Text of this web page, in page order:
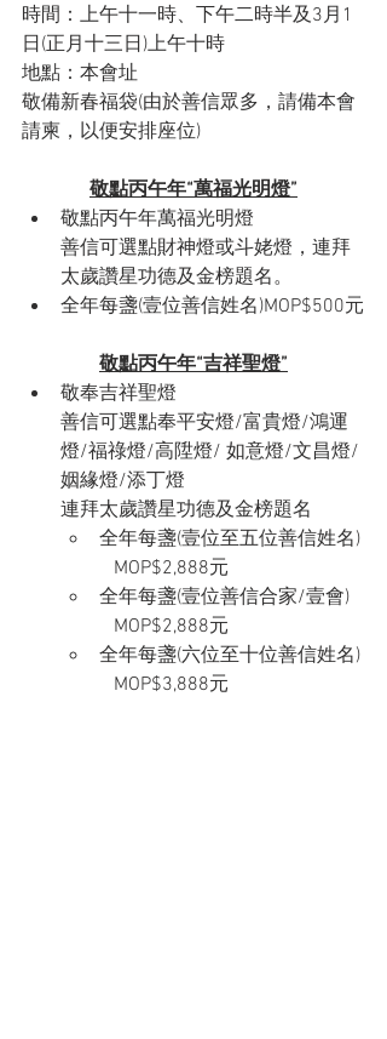
時間：上午十一時、下午二時半及3月1
日(正月十三日)上午十時
地點：本會址
敬備新春福袋(由於善信眾多，請備本會
請柬，以便安排座位)
敬點丙午年“萬福光明燈”
敬點丙午年萬福光明燈
善信可選點財神燈或斗姥燈，連拜
太歲讚星功德及金榜題名。
全年每盞(壹位善信姓名)MOP$500元
敬點丙午年“吉祥聖燈”
敬奉吉祥聖燈
善信可選點奉平安燈/富貴燈/鴻運
燈/福祿燈/高陞燈/ 如意燈/文昌燈/
姻緣燈/添丁燈
連拜太歲讚星功德及金榜題名
全年每盞(壹位至五位善信姓名)
   MOP$2,888元
全年每盞(壹位善信合家/壹會)
   MOP$2,888元
全年每盞(六位至十位善信姓名)
   MOP$3,888元